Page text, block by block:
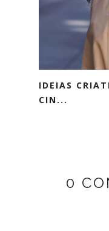
IDEIAS
CIN...
0